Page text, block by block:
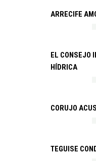
ARRECIFE
EL CONSEJO
HÍDRICA
CORUJO
TEGUISE